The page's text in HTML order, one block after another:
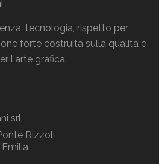
tecnologia, rispetto per
forte costruita sulla qualità e
l'arte grafica.
srl
Rizzoli